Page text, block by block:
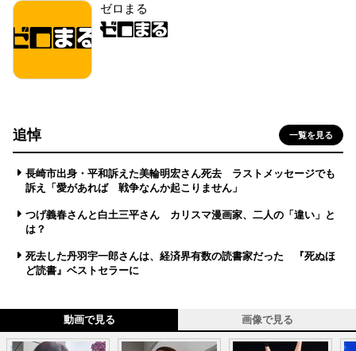
ゼロまる
追悼 一覧を見る
長崎市出身・平和訴えた美輪明宏さん死去 ラストメッセージでも
訴え「愛があれば 戦争なんか起こりません」
つげ義春さんと白土三平さん カリスマ漫画家、二人の「違い」と
は？
死去した丹羽宇一郎さんは、経済界有数の読書家だった 『死ぬほ
ど読書』ベストセラーに
動画で見る 画像で見る